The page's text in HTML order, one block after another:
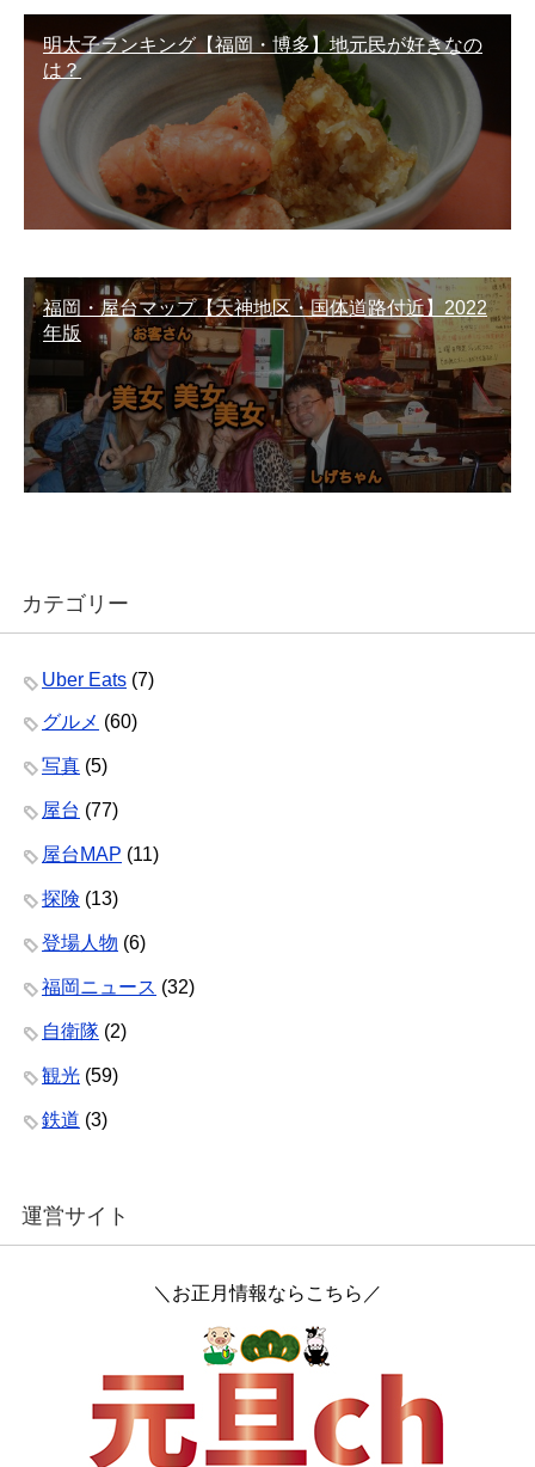
明太子ランキング【福岡・博多】地元民が好きなの
は？
福岡・屋台マップ【天神地区・国体道路付近】2022
年版
カテゴリー
Uber Eats (7)
グルメ (60)
写真 (5)
屋台 (77)
屋台MAP (11)
探険 (13)
登場人物 (6)
福岡ニュース (32)
自衛隊 (2)
観光 (59)
鉄道 (3)
運営サイト
＼お正月情報ならこちら／